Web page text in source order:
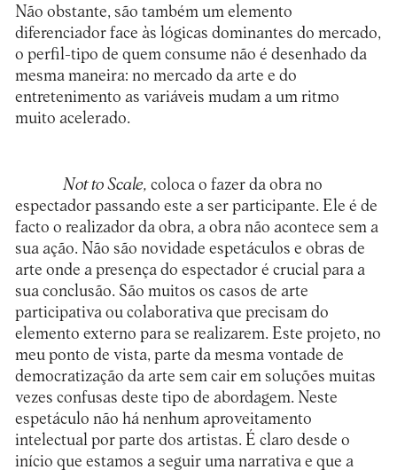
Não obstante, são também um elemento
diferenciador face às lógicas dominantes do mercado,
o perfil-tipo de quem consume não é desenhado da
mesma maneira: no mercado da arte e do
entretenimento as variáveis mudam a um ritmo
muito acelerado.
Not to Scale, coloca o fazer da obra no
espectador passando este a ser participante. Ele é de
facto o realizador da obra, a obra não acontece sem a
sua ação. Não são novidade espetáculos e obras de
arte onde a presença do espectador é crucial para a
sua conclusão. São muitos os casos de arte
participativa ou colaborativa que precisam do
elemento externo para se realizarem. Este projeto, no
meu ponto de vista, parte da mesma vontade de
democratização da arte sem cair em soluções muitas
vezes confusas deste tipo de abordagem. Neste
espetáculo não há nenhum aproveitamento
intelectual por parte dos artistas. É claro desde o
início que estamos a seguir uma narrativa e que a